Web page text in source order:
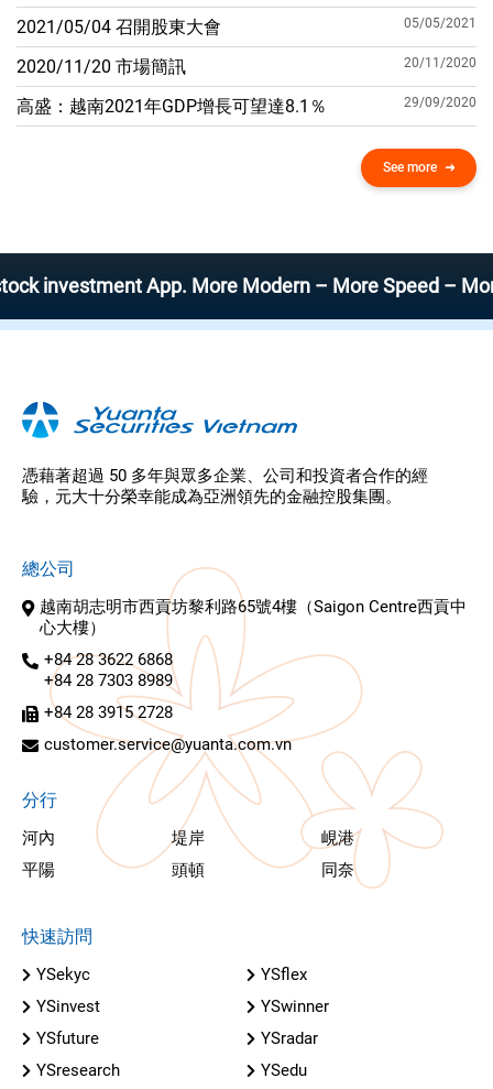
2021/05/04 召開股東大會 05/05/2021
2020/11/20 市場簡訊 20/11/2020
高盛：越南2021年GDP增​​長可望達8.1％ 29/09/2020
See more
App. More Modern – More Speed – More
憑藉著超過 50 多年與眾多企業、公司和投資者合作的經
驗，元大十分榮幸能成為亞洲領先的金融控股集團。
總公司
越南胡志明市西貢坊黎利路65號4樓（Saigon Centre西貢中
心大樓）
+84 28 3622 6868
+84 28 7303 8989
+84 28 3915 2728
customer.service@yuanta.com.vn
分行
河內 堤岸
峴港
平陽
頭頓 同奈
快速訪問
YSekyc
YSflex
YSinvest
YSwinner
YSfuture
YSradar
YSresearch
YSedu